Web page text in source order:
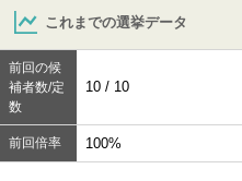
これまでの選挙データ
前回の候
補者数/定
数
10 / 10
前回倍率 100%